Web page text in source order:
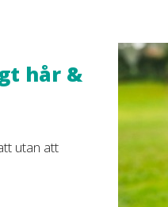
hår &
utan att